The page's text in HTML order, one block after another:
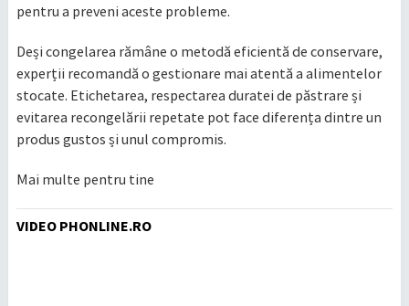
pentru a preveni aceste probleme.
Deși congelarea rămâne o metodă eficientă de conservare,
experții recomandă o gestionare mai atentă a alimentelor
stocate. Etichetarea, respectarea duratei de păstrare și
evitarea recongelării repetate pot face diferența dintre un
produs gustos și unul compromis.
Mai multe pentru tine
VIDEO PHONLINE.RO